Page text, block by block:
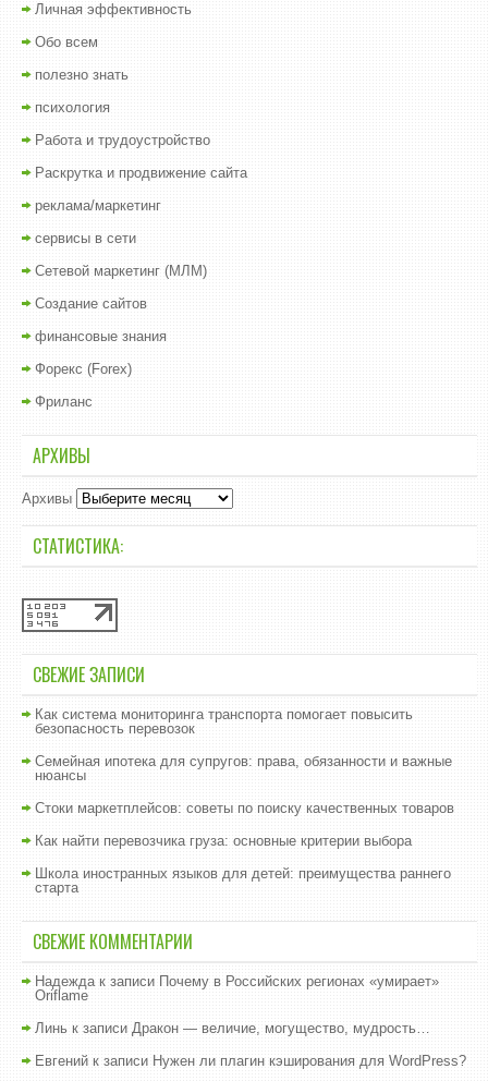
Личная эффективность
Обо всем
полезно знать
психология
Работа и трудоустройство
Раскрутка и продвижение сайта
реклама/маркетинг
сервисы в сети
Сетевой маркетинг (МЛМ)
Создание сайтов
финансовые знания
Форекс (Forex)
Фриланс
АРХИВЫ
Архивы
СТАТИСТИКА:
СВЕЖИЕ ЗАПИСИ
Как система мониторинга транспорта помогает повысить
безопасность перевозок
Семейная ипотека для супругов: права, обязанности и важные
нюансы
Стоки маркетплейсов: советы по поиску качественных товаров
Как найти перевозчика груза: основные критерии выбора
Школа иностранных языков для детей: преимущества раннего
старта
СВЕЖИЕ КОММЕНТАРИИ
Надеждак записи Почему в Российских регионах «умирает»
Oriflame
Линь к записи Дракон — величие, могущество, мудрость…
Евгений к записи Нужен ли плагин кэширования для WordPress?